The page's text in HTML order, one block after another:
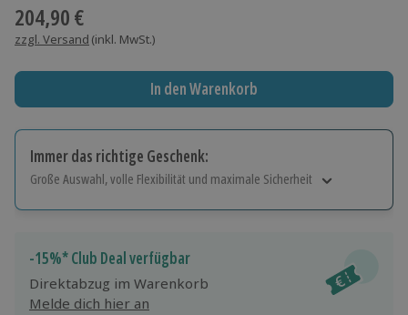
204,90 €
zzgl. Versand (inkl. MwSt.)
In den Warenkorb
Immer das richtige Geschenk:
Große Auswahl, volle Flexibilität und maximale Sicherheit
Jeder Gutschein für alle Erlebnisse einlösbar.
Maximale Sicherheit
3 Jahre gültig & verlängerbar.
-15%* Club Deal verfügbar
Direktabzug im Warenkorb
Melde dich hier an